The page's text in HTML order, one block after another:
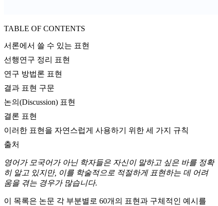
TABLE OF CONTENTS
서론에서 쓸 수 있는 표현
선행연구 정리 표현
연구 방법론 표현
결과 표현 구문
논의(Discussion) 표현
결론 표현
이러한 표현을 자연스럽게 사용하기 위한 세 가지 규칙
출처
영어가 모국어가 아닌 학자들은 자신이 말하고 싶은 바를 정확
히 알고 있지만, 이를 학술적으로 적절하게 표현하는 데 어려
움을 겪는 경우가 많습니다.
이 목록은 논문 각 부분별로 60개의 표현과 구체적인 예시를